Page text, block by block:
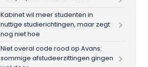
Kabinet wil meer studenten in
nuttige studierichtingen, maar zegt
nog niet hoe
Niet overal code rood op Avans:
sommige afstudeerzittingen gingen